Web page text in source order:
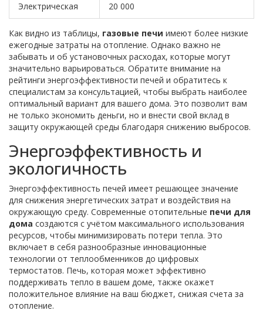
Электрическая 20 000
Как видно из таблицы, газовые печи имеют более низкие
ежегодные затраты на отопление. Однако важно не
забывать и об установочных расходах, которые могут
значительно варьироваться. Обратите внимание на
рейтинги энергоэффективности печей и обратитесь к
специалистам за консультацией, чтобы выбрать наиболее
оптимальный вариант для вашего дома. Это позволит вам
не только экономить деньги, но и внести свой вклад в
защиту окружающей среды благодаря снижению выбросов.
Энергоэффективность и
экологичность
Энергоэффективность печей имеет решающее значение
для снижения энергетических затрат и воздействия на
окружающую среду. Современные отопительные печи для
дома создаются с учётом максимального использования
ресурсов, чтобы минимизировать потери тепла. Это
включает в себя разнообразные инновационные
технологии от теплообменников до цифровых
термостатов. Печь, которая может эффективно
поддерживать тепло в вашем доме, также окажет
положительное влияние на ваш бюджет, снижая счета за
отопление.